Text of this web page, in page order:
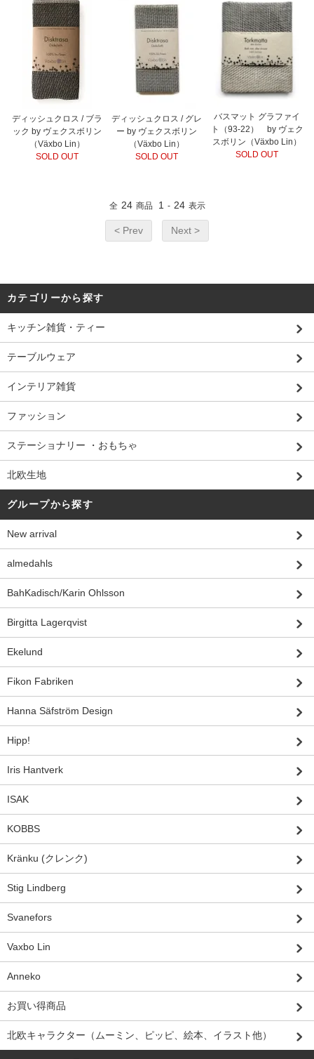
ディッシュクロス / ブラ
ック by ヴェクスボリン
（Växbo Lin）
SOLD OUT
ディッシュクロス / グレ
ー by ヴェクスボリン
（Växbo Lin）
SOLD OUT
バスマット グラファイ
ト（93-22） by ヴェク
スボリン（Växbo Lin）
SOLD OUT
全 24 商品 1 - 24 表示
< Prev Next >
カテゴリーから探す
キッチン雑貨・ティー
テーブルウェア
インテリア雑貨
ファッション
ステーショナリー ・おもちゃ
北欧生地
グループから探す
New arrival
almedahls
BahKadisch/Karin Ohlsson
Birgitta Lagerqvist
Ekelund
Fikon Fabriken
Hanna Säfström Design
Hipp!
Iris Hantverk
ISAK
KOBBS
Kränku (クレンク)
Stig Lindberg
Svanefors
Vaxbo Lin
Anneko
お買い得商品
北欧キャラクター（ムーミン、ピッピ、絵本、イラスト他）